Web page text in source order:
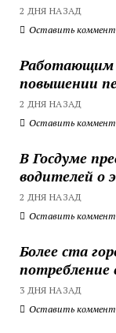
2 ДНЯ НАЗАД
Оставить
Работающим
повышении
2 ДНЯ НАЗАД
Оставить
В Госдуме
водителей о
2 ДНЯ НАЗАД
Оставить
Более ста
потребление
3 ДНЯ НАЗАД
Оставить